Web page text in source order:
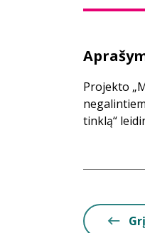
Projekto
tinklą“